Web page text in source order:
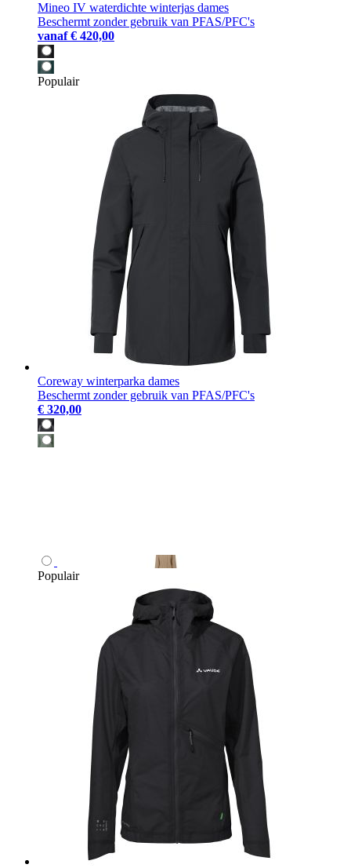
Mineo IV waterdichte winterjas dames
Beschermt zonder gebruik van PFAS/PFC's
vanaf € 420,00
Populair
Coreway winterparka dames
Beschermt zonder gebruik van PFAS/PFC's
€ 320,00
Populair